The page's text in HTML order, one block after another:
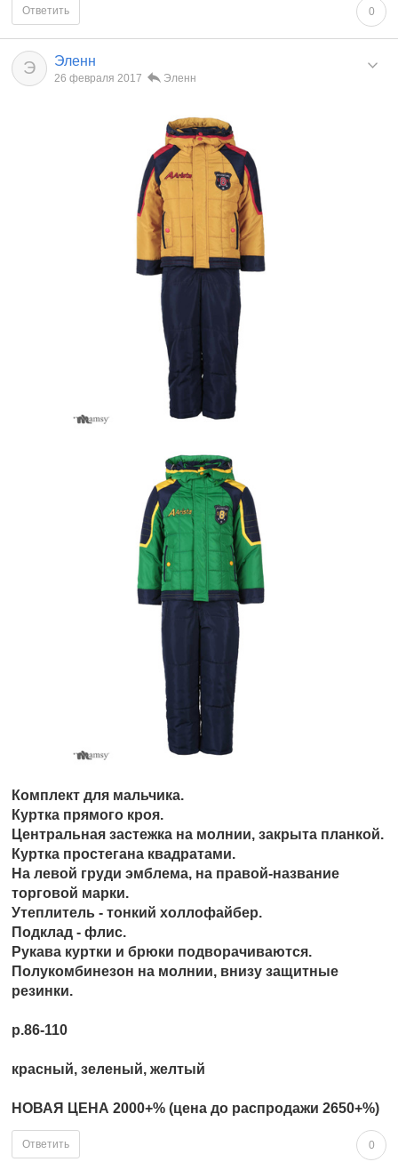
0
Ответить
Э Эленн
26 февраля 2017 Эленн
Комплект для мальчика.
Куртка прямого кроя.
Центральная застежка на молнии, закрыта планкой.
Куртка простегана квадратами.
На левой груди эмблема, на правой-название
торговой марки.
Утеплитель - тонкий холлофайбер.
Подклад - флис.
Рукава куртки и брюки подворачиваются.
Полукомбинезон на молнии, внизу защитные
резинки.
р.86-110
красный, зеленый, желтый
НОВАЯ ЦЕНА 2000+% (цена до распродажи 2650+%)
0
Ответить